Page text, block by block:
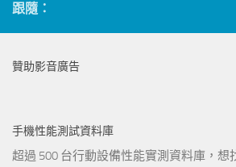
跟隨：
贊助影音廣告
手機性能測試資料庫
超過 500 台行動設備性能實測資料庫，想